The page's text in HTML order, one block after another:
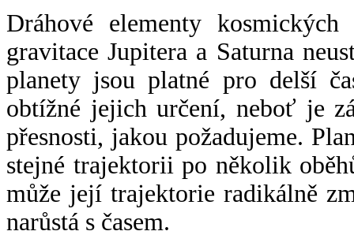
Dráhové elementy
gravitace Jupitera a Saturna
planety jsou platné pro delší
obtížné jejich určení, neboť je
přesnosti, jakou požadujeme.
stejné trajektorii po několik
může její trajektorie radikálně
narůstá s časem.